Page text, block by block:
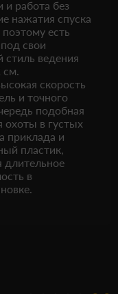
и работа без
нажатия спуска
есть
свои
ведения
см.
скорость
и точного
подобная
охоты в густых
приклада и
пластик,
длительное
в